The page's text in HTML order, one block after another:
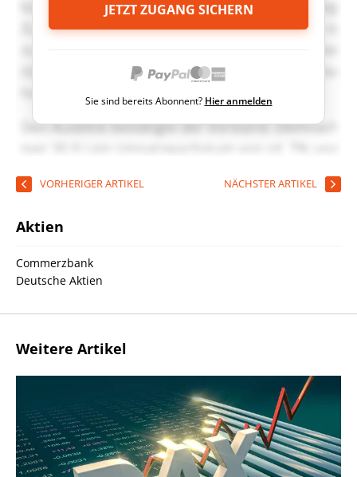
JETZT ZUGANG SICHERN
Sie sind bereits Abonnent? Hier anmelden
VORHERIGER ARTIKEL NÄCHSTER ARTIKEL
Aktien
Commerzbank
Deutsche Aktien
Weitere Artikel